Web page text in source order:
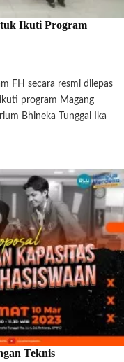
Ikuti Program
FH secara resmi dilepas
program Magang
Bhineka Tunggal Ika
Teknis